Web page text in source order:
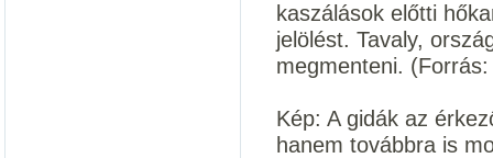
kaszálások előtti
jelölést. Tavaly,
megmenteni.
Kép: A gidák az
hanem továbbra is